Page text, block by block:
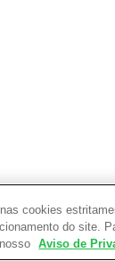
cookies
do site.
Aviso de